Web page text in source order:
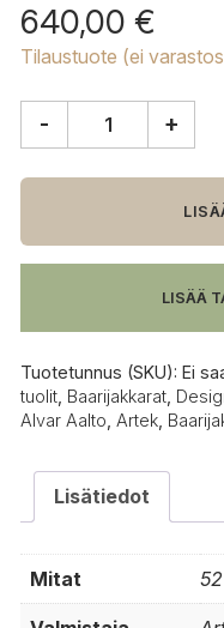
640,00 €
Tilaustuote (ei
baarijakkara
- +
LISÄÄ
Tuotetunnus (SKU): Ei
tuolit Baarijakkarat
Alvar Aalto Artek
Lisätiedot
Mitat